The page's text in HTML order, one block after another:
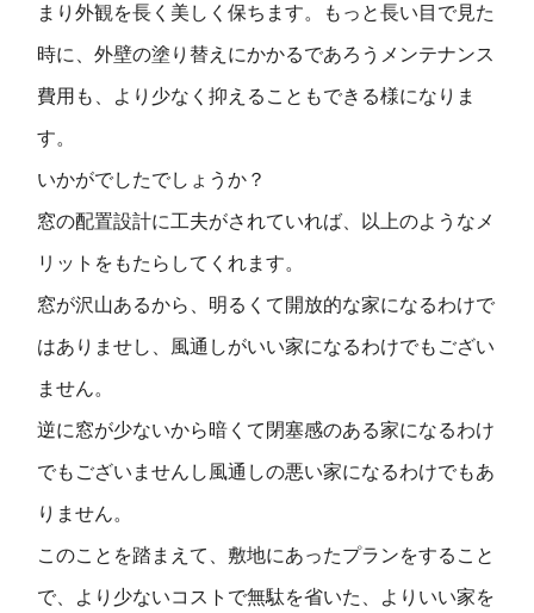
まり外観を長く美しく保ちます。もっと長い目で見た
時に、外壁の塗り替えにかかるであろうメンテナンス
費用も、より少なく抑えることもできる様になりま
す。
いかがでしたでしょうか？
窓の配置設計に工夫がされていれば、以上のようなメ
リットをもたらしてくれます。
窓が沢山あるから、明るくて開放的な家になるわけで
はありませし、風通しがいい家になるわけでもござい
ません。
逆に窓が少ないから暗くて閉塞感のある家になるわけ
でもございませんし風通しの悪い家になるわけでもあ
りません。
このことを踏まえて、敷地にあったプランをすること
で、より少ないコストで無駄を省いた、よりいい家を